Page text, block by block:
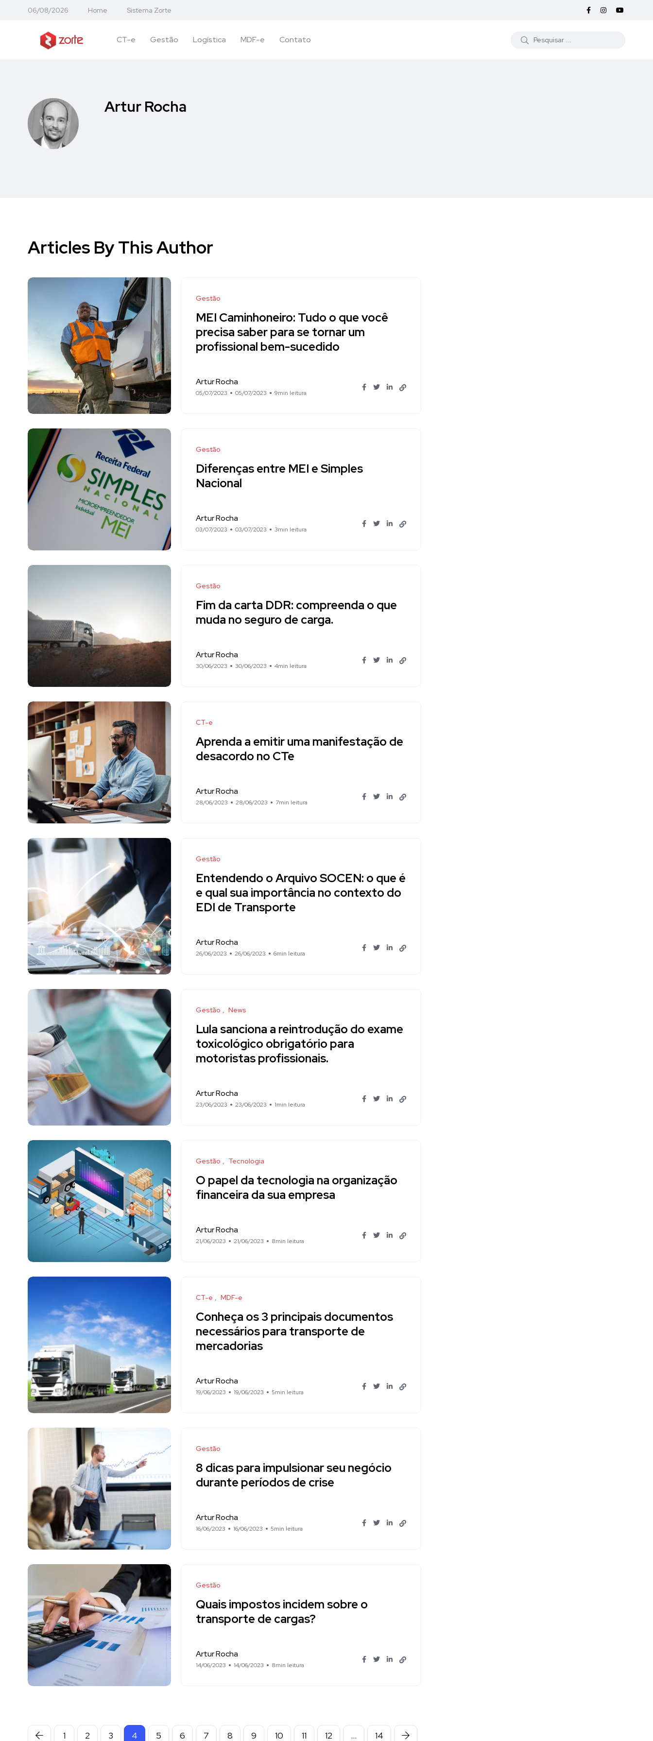
06/08/2026 Home Sistema Zorte
CT-e Gestão Logística MDF-e Contato
Artur Rocha
Articles By This Author
Gestão
MEI Caminhoneiro: Tudo o que você
precisa saber para se tornar um
profissional bem-sucedido
Artur Rocha
05/07/2023 05/07/2023 9min leitura
Gestão
Diferenças entre MEI e Simples
Nacional
Artur Rocha
03/07/2023 03/07/2023 3min leitura
Gestão
Fim da carta DDR: compreenda o que
muda no seguro de carga.
Artur Rocha
30/06/2023 30/06/2023 4min leitura
CT-e
Aprenda a emitir uma manifestação de
desacordo no CTe
Artur Rocha
28/06/2023 28/06/2023 7min leitura
Gestão
Entendendo o Arquivo SOCEN: o que é
e qual sua importância no contexto do
EDI de Transporte
Artur Rocha
26/06/2023 26/06/2023 6min leitura
Gestão News
Lula sanciona a reintrodução do exame
toxicológico obrigatório para
motoristas profissionais.
Artur Rocha
23/06/2023 23/06/2023 1min leitura
Gestão Tecnologia
O papel da tecnologia na organização
financeira da sua empresa
Artur Rocha
21/06/2023 21/06/2023 8min leitura
CT-e MDF-e
Conheça os 3 principais documentos
necessários para transporte de
mercadorias
Artur Rocha
19/06/2023 19/06/2023 5min leitura
Gestão
8 dicas para impulsionar seu negócio
durante períodos de crise
Artur Rocha
16/06/2023 16/06/2023 5min leitura
Gestão
Quais impostos incidem sobre o
transporte de cargas?
Artur Rocha
14/06/2023 14/06/2023 8min leitura
1 2 3 4 5 6 7 8 9 10 11 12 … 14